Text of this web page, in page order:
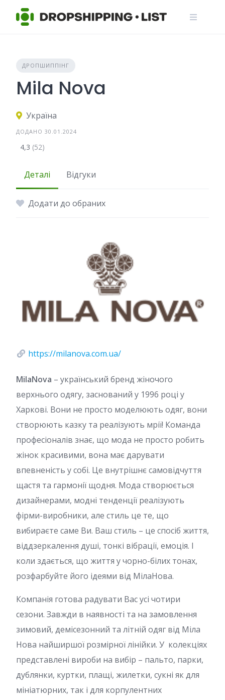
ДРОПШИППІНГ
Mila Nova
Україна
ДОДАНО 30.01.2024
4,3 (52)
Деталі Відгуки
Додати до обраних
https://milanova.com.ua/
MilaNova – український бренд жіночого
верхнього одягу, заснований у 1996 році у
Харкові. Вони не просто моделюють одяг, вони
створюють казку та реалізують мрії! Команда
професіоналів знає, що мода не просто робить
жінок красивими, вона має дарувати
впевненість у собі. Це внутрішнє самовідчуття
щастя та гармонії щодня. Мода створюється
дизайнерами, модні тенденції реалізують
фірми-виробники, але стиль це те, що
вибираєте саме Ви. Ваш стиль – це спосіб життя,
віддзеркалення душі, тонкі вібрації, емоція. І
коли здається, що життя у чорно-білих тонах,
розфарбуйте його ідеями від МілаНова.
Компанія готова радувати Вас усі чотири
сезони. Завжди в наявності та на замовлення
зимовий, демісезонний та літній одяг від Міла
Нова найширшої розмірної лінійки. У колекціях
представлені вироби на вибір – пальто, парки,
дублянки, куртки, плащі, жилетки, сукні як для
мініатюрних, так і для корпулентних